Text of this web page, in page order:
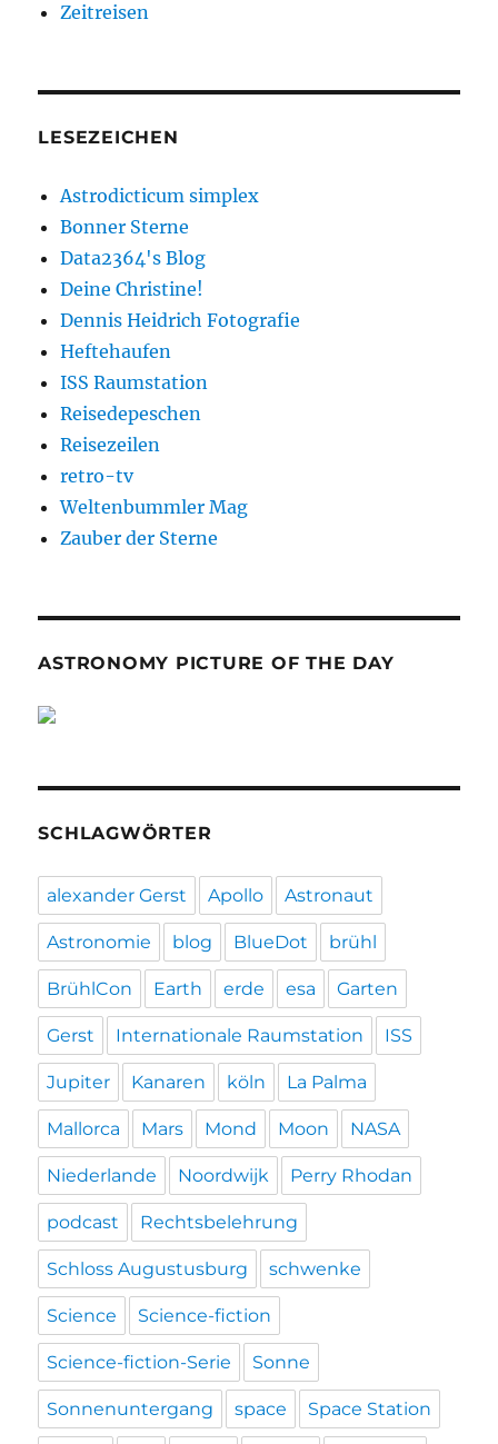
Zeitreisen
LESEZEICHEN
Astrodicticum simplex
Bonner Sterne
Data2364's Blog
Deine Christine!
Dennis Heidrich Fotografie
Heftehaufen
ISS Raumstation
Reisedepeschen
Reisezeilen
retro-tv
Weltenbummler Mag
Zauber der Sterne
ASTRONOMY PICTURE OF THE DAY
SCHLAGWÖRTER
alexander Gerst Apollo Astronaut
Astronomie blog BlueDot brühl
BrühlCon Earth erde esa Garten
Gerst Internationale Raumstation ISS
Jupiter Kanaren köln La Palma
Mallorca Mars Mond Moon NASA
Niederlande Noordwijk Perry Rhodan
podcast Rechtsbelehrung
Schloss Augustusburg schwenke
Science Science-fiction
Science-fiction-Serie Sonne
Sonnenuntergang space Space Station